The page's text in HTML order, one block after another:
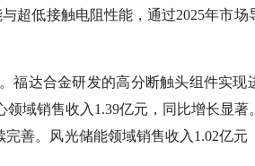
超低接触电阻性能，通过2025年市场
福达合金研发的高分断触头组件实现
域销售收入1.39亿元，同比增长显著
善。风光储能领域销售收入1.02亿元